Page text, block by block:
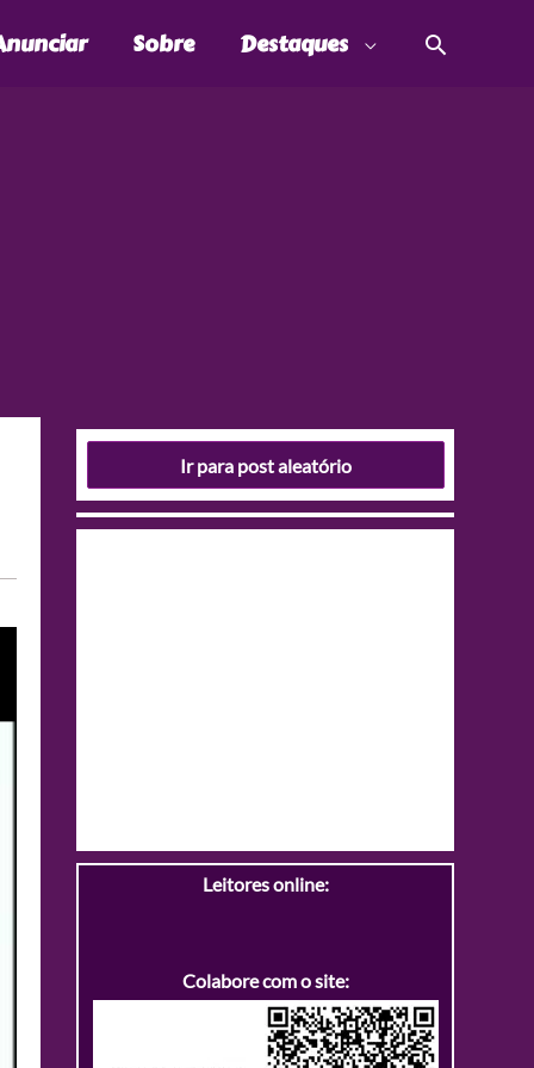
Sobre Destaques
Ir para post aleatório
Leitores online:
Colabore com o site: